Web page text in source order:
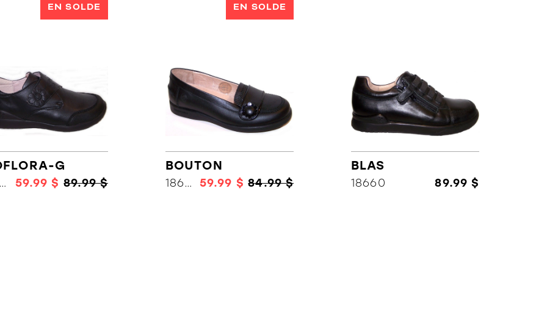
EN SOLDE
G
18656 59.99 $ 89.99 $
EN SOLDE
BOUTON
18662 59.99 $ 84.99 $
BLAS
18660 89.99 $